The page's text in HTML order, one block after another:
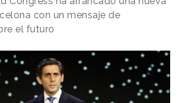
con un mensaje de
el futuro